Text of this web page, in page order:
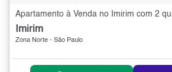
Apartamento à Venda no Imirim com 2
Imirim
Zona Norte - São Paulo